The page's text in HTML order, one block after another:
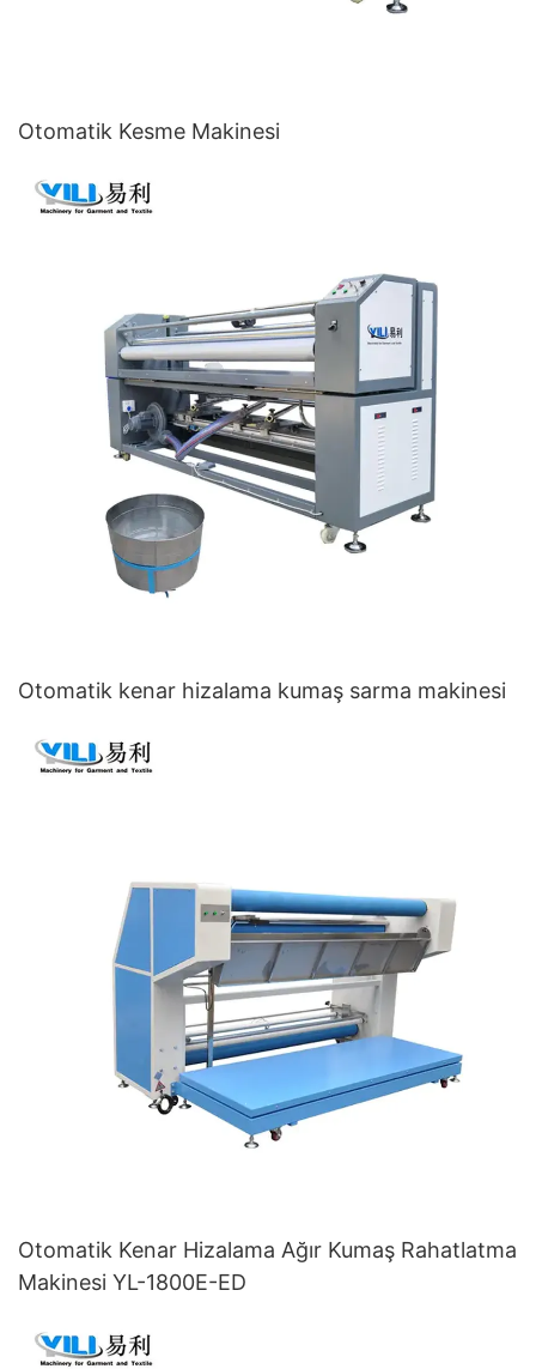
Otomatik Kesme Makinesi
Otomatik kenar hizalama kumaş sarma makinesi
Otomatik Kenar Hizalama Ağır Kumaş Rahatlatma
Makinesi YL-1800E-ED